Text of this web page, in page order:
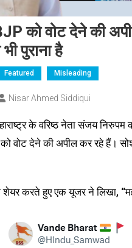
को वोट देने की
पुराना है
Featured Misleading
Nisar Ahmed Siddiqui
के वरिष्ठ नेता संजय
वोट देने की अपील कर रहे हैं।
करते हुए एक यूजर ने लिखा,